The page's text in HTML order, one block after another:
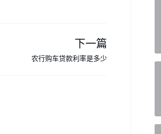
下一篇
农行购车贷款利率是多少